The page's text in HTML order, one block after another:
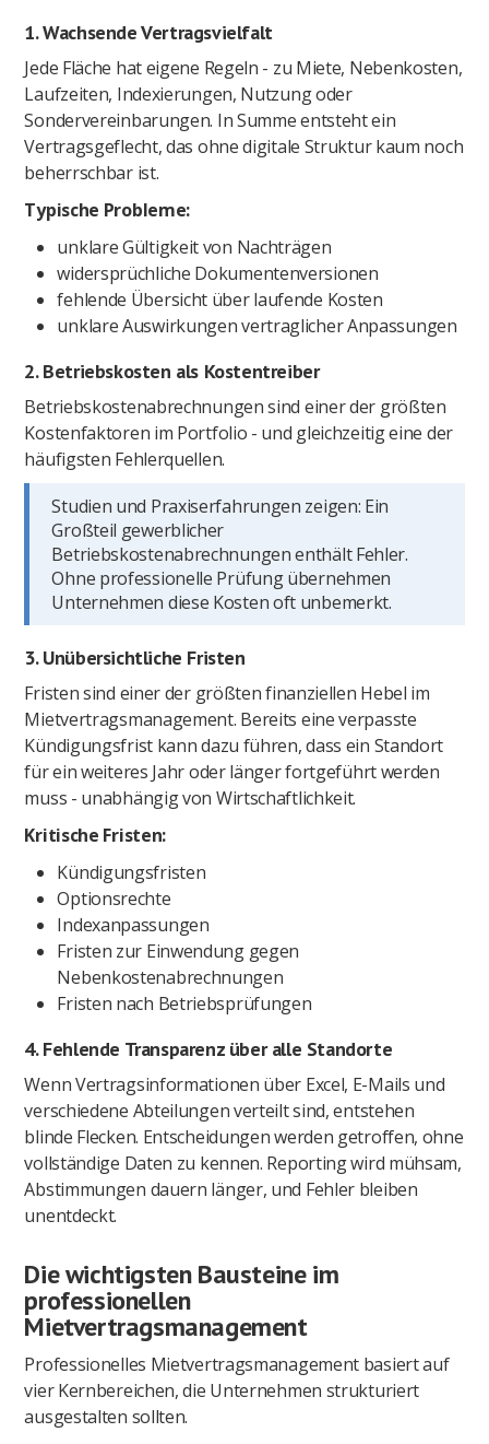
1. Wachsende Vertragsvielfalt
Jede Fläche hat eigene Regeln - zu Miete, Nebenkosten,
Laufzeiten, Indexierungen, Nutzung oder
Sondervereinbarungen. In Summe entsteht ein
Vertragsgeflecht, das ohne digitale Struktur kaum noch
beherrschbar ist.
Typische Probleme:
unklare Gültigkeit von Nachträgen
widersprüchliche Dokumentenversionen
fehlende Übersicht über laufende Kosten
unklare Auswirkungen vertraglicher Anpassungen
2. Betriebskosten als Kostentreiber
Betriebskostenabrechnungen sind einer der größten
Kostenfaktoren im Portfolio - und gleichzeitig eine der
häufigsten Fehlerquellen.
Studien und Praxiserfahrungen zeigen: Ein
Großteil gewerblicher
Betriebskostenabrechnungen enthält Fehler.
Ohne professionelle Prüfung übernehmen
Unternehmen diese Kosten oft unbemerkt.
3. Unübersichtliche Fristen
Fristen sind einer der größten finanziellen Hebel im
Mietvertragsmanagement. Bereits eine verpasste
Kündigungsfrist kann dazu führen, dass ein Standort
für ein weiteres Jahr oder länger fortgeführt werden
muss - unabhängig von Wirtschaftlichkeit.
Kritische Fristen:
Kündigungsfristen
Optionsrechte
Indexanpassungen
Fristen zur Einwendung gegen
Nebenkostenabrechnungen
Fristen nach Betriebsprüfungen
4.Fehlende Transparenz über alle Standorte
Wenn Vertragsinformationen über Excel, E-Mails und
verschiedene Abteilungen verteilt sind, entstehen
blinde Flecken. Entscheidungen werden getroffen, ohne
vollständige Daten zu kennen. Reporting wird mühsam,
Abstimmungen dauern länger, und Fehler bleiben
unentdeckt.
Die wichtigsten Bausteine im
professionellen
Mietvertragsmanagement
Professionelles Mietvertragsmanagement basiert auf
vier Kernbereichen, die Unternehmen strukturiert
ausgestalten sollten.